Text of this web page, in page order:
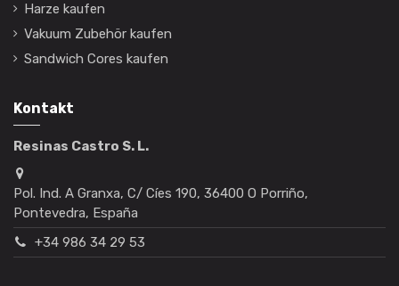
Harze kaufen
Vakuum Zubehör kaufen
Sandwich Cores kaufen
Kontakt
Resinas Castro S. L.
Pol. Ind. A Granxa, C/ Cíes 190, 36400 O Porriño,
Pontevedra, España
+34 986 34 29 53